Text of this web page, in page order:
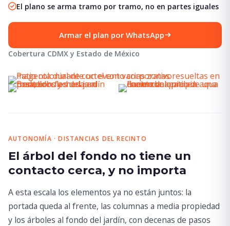
El plano se arma tramo por tramo, no en partes iguales
Armar el plan por WhatsApp
Cobertura CDMX y Estado de México
AUTONOMÍA · DISTANCIAS DEL RECINTO
El árbol del fondo no tiene un
contacto cerca, y no importa
A esta escala los elementos ya no están juntos: la
portada queda al frente, las columnas a media propiedad
y los árboles al fondo del jardín, con decenas de pasos